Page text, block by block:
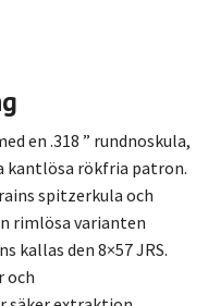
en .318 ” rundnoskula,
kantlösa rökfria patron.
spitzerkula och
rimlösa varianten
kallas den 8×57 JRS.
och